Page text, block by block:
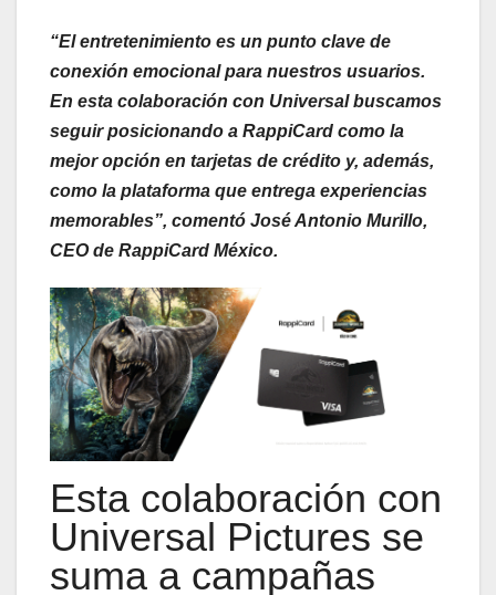
“El entretenimiento es un punto clave de
conexión emocional para nuestros usuarios.
En esta colaboración con Universal buscamos
seguir posicionando a RappiCard como la
mejor opción en tarjetas de crédito y, además,
como la plataforma que entrega experiencias
memorables”, comentó José Antonio Murillo,
CEO de RappiCard México.
Esta colaboración con
Universal Pictures se
suma a campañas